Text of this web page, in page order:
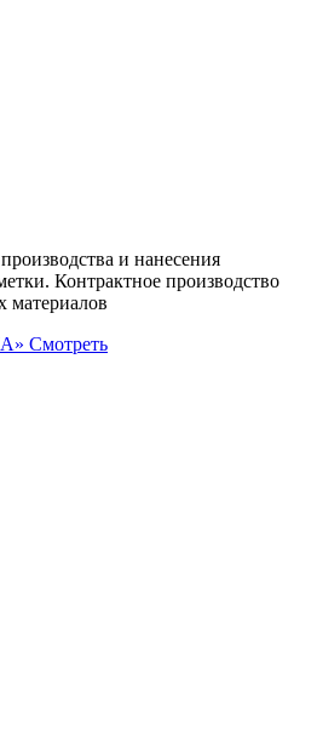
и нанесения
Контрактное производство
материалов
Смотреть